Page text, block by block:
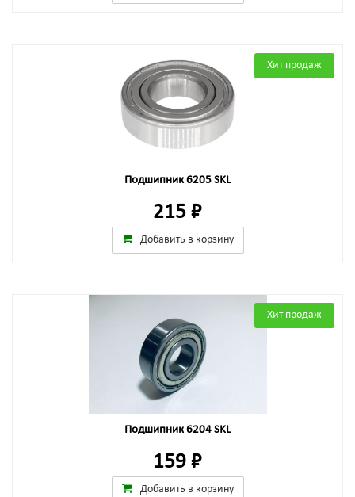
Хит продаж
Подшипник 6205 SKL
215 ₽
Добавить в корзину
Хит продаж
Подшипник 6204 SKL
159 ₽
Добавить в корзину